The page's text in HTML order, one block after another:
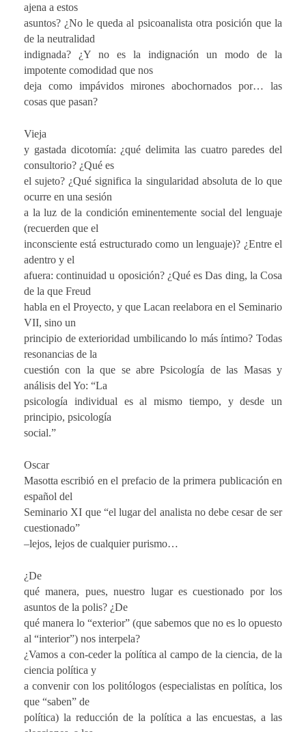
ajena a estos
asuntos? ¿No le queda al psicoanalista otra posición que la
de la neutralidad
indignada? ¿Y no es la indignación un modo de la
impotente comodidad que nos
deja como impávidos mirones abochornados por… las
cosas que pasan?
Vieja
y gastada dicotomía: ¿qué delimita las cuatro paredes del
consultorio? ¿Qué es
el sujeto? ¿Qué significa la singularidad absoluta de lo que
ocurre en una sesión
a la luz de la condición eminentemente social del lenguaje
(recuerden que el
inconsciente está estructurado como un lenguaje)? ¿Entre el
adentro y el
afuera: continuidad u oposición? ¿Qué es Das ding, la Cosa
de la que Freud
habla en el Proyecto, y que Lacan reelabora en el Seminario
VII, sino un
principio de exterioridad umbilicando lo más íntimo? Todas
resonancias de la
cuestión con la que se abre Psicología de las Masas y
análisis del Yo: “La
psicología individual es al mismo tiempo, y desde un
principio, psicología
social.”
Oscar
Masotta escribió en el prefacio de la primera publicación en
español del
Seminario XI que “el lugar del analista no debe cesar de ser
cuestionado”
–lejos, lejos de cualquier purismo…
¿De
qué manera, pues, nuestro lugar es cuestionado por los
asuntos de la polis? ¿De
qué manera lo “exterior” (que sabemos que no es lo opuesto
al “interior”) nos interpela?
¿Vamos a con-ceder la política al campo de la ciencia, de la
ciencia política y
a convenir con los politólogos (especialistas en política, los
que “saben” de
política) la reducción de la política a las encuestas, a las